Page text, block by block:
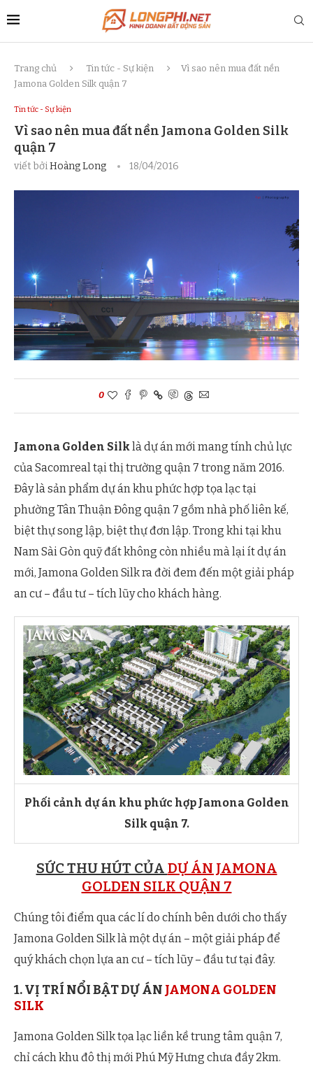
Trang chủ Tin tức - Sự kiện
Vì sao nên mua đất nền
Jamona Golden Silk quận 7
Tin tức - Sự kiện
Vì sao nên mua đất nền Jamona Golden Silk
quận 7
viết bởiHoàng Long 18/04/2016
0
Jamona Golden Silklà dự án mới mang tính chủ lực
của Sacomreal tại thị trường quận 7 trong năm 2016.
Đây là sản phẩm dự án khu phức hợp tọa lạc tại
phường Tân Thuận Đông quận 7 gồm nhà phố liên kế,
biệt thự song lập, biệt thự đơn lập. Trong khi tại khu
Nam Sài Gòn quỹ đất không còn nhiều mà lại ít dự án
mới, Jamona Golden Silk ra đời đem đến một giải pháp
an cư – đầu tư – tích lũy cho khách hàng.
Phối cảnh dự án khu phức hợp Jamona Golden
Silk quận 7.
SỨC THU HÚT CỦA DỰ ÁN JAMONA
GOLDEN SILK QUẬN 7
Chúng tôi điểm qua các lí do chính bên dưới cho thấy
Jamona Golden Silk là một dự án – một giải pháp để
quý khách chọn lựa an cư – tích lũy – đầu tư tại đây.
1. VỊ TRÍ NỔI BẬT DỰ ÁN JAMONA GOLDEN
SILK
Jamona Golden Silk tọa lạc liền kề trung tâm quận 7,
chỉ cách khu đô thị mới Phú Mỹ Hưng chưa đầy 2km.